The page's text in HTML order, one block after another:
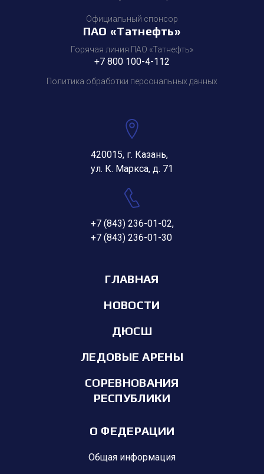
Официальный спонсор
ПАО «Татнефть»
Горячая линия ПАО «Татнефть»
+7 800 100-4-112
Политика обработки персональных данных
420015, г. Казань,
ул. К. Маркса, д. 71
+7 (843) 236-01-02,
+7 (843) 236-01-30
ГЛАВНАЯ
НОВОСТИ
ДЮСШ
ЛЕДОВЫЕ АРЕНЫ
СОРЕВНОВАНИЯ
РЕСПУБЛИКИ
О ФЕДЕРАЦИИ
Общая информация